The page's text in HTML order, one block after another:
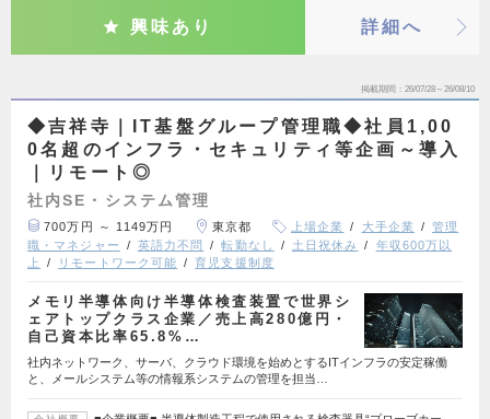
興味あり 詳細へ
掲載期間 26/07/28～26/08/10
◆吉祥寺｜IT基盤グループ管理職◆社員1,00
0名超のインフラ・セキュリティ等企画～導入
｜リモート◎
社内SE・システム管理
700万円 ～ 1149万円 東京都 上場企業 大手企業
管理
職・マネジャー
英語力不問 転勤なし 土日祝休み
年収600万以
上
リモートワーク可能 育児支援制度
メモリ半導体向け半導体検査装置で世界シ
ェアトップクラス企業／売上高280億円・
自己資本比率65.8%…
社内ネットワーク、サーバ、クラウド環境を始めとするITインフラの安定稼働
と、メールシステム等の情報系システムの管理を担当…